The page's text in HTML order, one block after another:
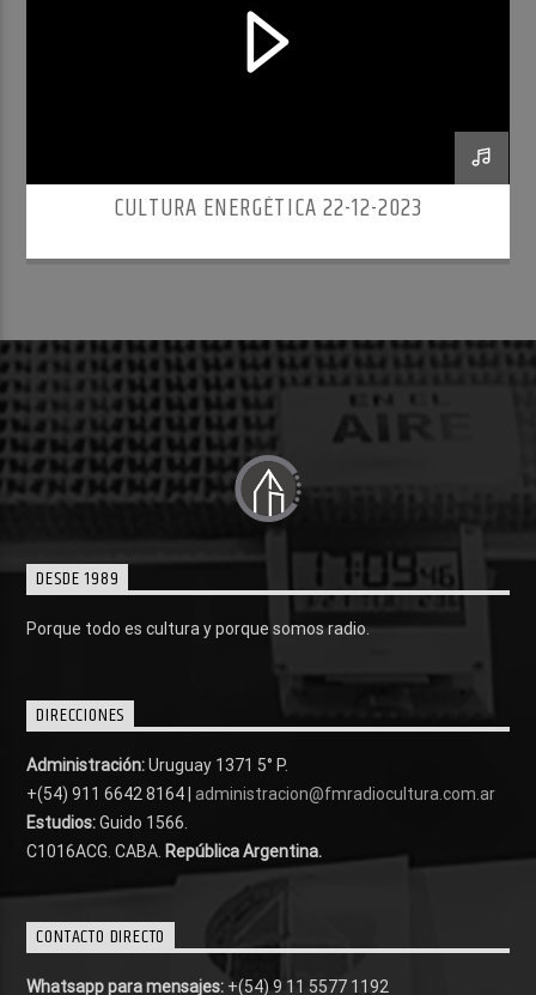
CULTURA ENERGÉTICA 22-12-2023
DESDE 1989
Porque todo es cultura y porque somos radio.
DIRECCIONES
Administración:Uruguay 1371 5° P.
+(54) 911 6642 8164 | administracion@fmradiocultura.com.ar
Estudios:Guido 1566.
C1016ACG . CABA. República Argentina.
CONTACTO DIRECTO
Whatsapp para mensajes: +(54) 9 11 5577 1192